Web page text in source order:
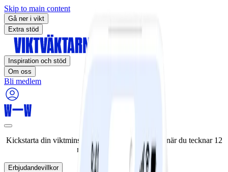
Skip to main content
Gå ner i vikt
Extra stöd
Inspiration och stöd
Om oss
Bli medlem
Kickstarta din viktminskningsresa nu! Spara 50% när du tecknar 12
månaders medlemskap.
Erbjudandevillkor